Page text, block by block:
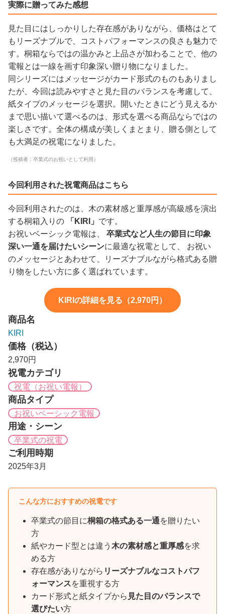
実際に贈ってみた感想
見た目にはしっかりした存在感がありながら、価格はとて
もリーズナブルで、コストパフォーマンスの良さも魅力で
す。桐箱ならではの温かみと上品さが加わることで、他の
電報とは一線を画す印象深い贈り物になりました。
同シリーズにはメッセージがカード形式のものもありまし
たが、今回は読みやすさと見た目のバランスを考慮して、
紙タイプのメッセージを選択。開いたときにどう見えるか
まで思い描いて選べるのは、形式を選べる商品ならではの
楽しさです。全体の構成が美しくまとまり、贈る側として
も大満足の祝電になりました。
（投稿者：卒業式のお祝いとして利用）
今回利用された祝電商品はこちら
今回利用されたのは、木の素材感と重厚感が高級感を演出
する桐箱入りの
「KIRI」 です。
お祝いベーシック電報は、 卒業式など人生の節目に印象
深い一通を届けたいシーンに最適な祝電として、 お祝い
のメッセージとあわせて、リーズナブルながら格式ある贈
り物をしたい方に多く選ばれています。
KIRIの詳細を見る（2,970円）
商品名
KIRI
価格（税込）
2,970円
祝電カテゴリ
祝電（お祝い電報）
商品タイプ
お祝いベーシック電報
用途・シーン
卒業式の祝電
ご利用時期
2025年3月
こんな方におすすめの祝電です
卒業式の節目に桐箱の格式ある一通を贈りたい
方
紙やカード型とは違う 木の素材感と重厚感を求
める方
存在感がありながら リーズナブルなコストパフ
ォーマンスを重視する方
カード形式と紙タイプから 見た目のバランスで
選びたい方